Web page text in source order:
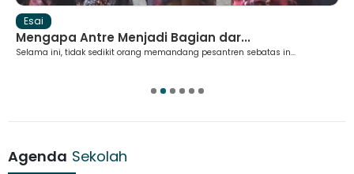
Esai
Mengapa Antre Menjadi Bagian dar...
Selama ini, tidak sedikit orang memandang pesantren sebatas in...
5 6
Agenda Sekolah